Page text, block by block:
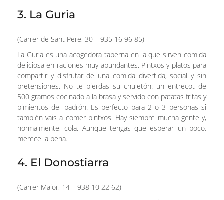
3. La Guria
(Carrer de Sant Pere, 30 – 935 16 96 85)
La Guria es una acogedora taberna en la que sirven comida
deliciosa en raciones muy abundantes. Pintxos y platos para
compartir y disfrutar de una comida divertida, social y sin
pretensiones. No te pierdas su chuletón: un entrecot de
500 gramos cocinado a la brasa y servido con patatas fritas y
pimientos del padrón. Es perfecto para 2 o 3 personas si
también vais a comer pintxos. Hay siempre mucha gente y,
normalmente, cola. Aunque tengas que esperar un poco,
merece la pena.
4. El Donostiarra
(Carrer Major, 14 – 938 10 22 62)